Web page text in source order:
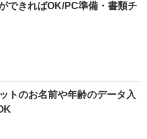
できればOK/PC準備・書類チ
トのお名前や年齢のデータ入